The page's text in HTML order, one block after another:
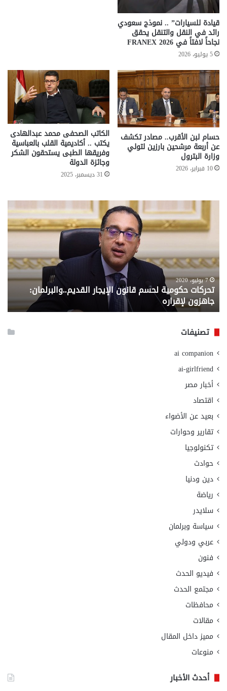
قيادة للسيارات” .. نموذج سعودي
رائد في النقل والتنقل يحقق
نجاحاً لافتاً في FRANEX 2026
5 يوليو، 2026
حسام لبن الأقرب.. مصادر تكشف
عن أربعة مرشحين بارزين لتولي
وزارة البترول
10 فبراير، 2026
الكاتب الصحفى محمد عبدالهادى
يكتب .. أكاديمية القلب بالعباسية
وفريقها الطبى يستحقون الشكر
وجائزة الدولة
31 ديسمبر، 2025
تحركات
حكومية
لحسم
قانون
القديم..والبرلمان:
جاهزون
لإقراره
7 يوليو، 2020
تحركات حكومية لحسم قانون الإيجار القديم..والبرلمان:
جاهزون لإقراره
..
من
تصنيفات
ai companion
ai-girlfriend
أخبار مصر
اقتصاد
بعيد عن الأضواء
تقارير وحوارات
تكنولوجيا
حوادث
دين ودنيا
رياضة
سلايدر
سياسة وبرلمان
عربي ودولي
فنون
فيديو الحدث
مجتمع الحدث
محافظات
مقالات
مميز داخل المقال
منوعات
أحدث الأخبار